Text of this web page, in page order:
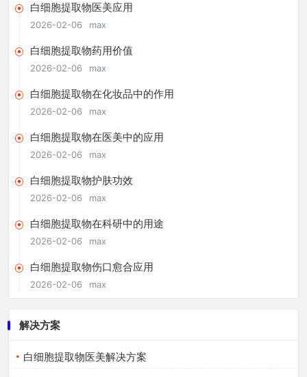
白细胞提取物医美应用
2026-02-06 max
白细胞提取物药用价值
2026-02-06 max
白细胞提取物在化妆品中的作用
2026-02-06 max
白细胞提取物在医美中的应用
2026-02-06 max
白细胞提取物护肤功效
2026-02-06 max
白细胞提取物在科研中的用途
2026-02-06 max
白细胞提取物伤口愈合应用
2026-02-06 max
解决方案
白细胞提取物医美解决方案